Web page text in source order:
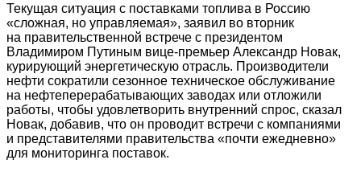
Текущая ситуация с поставками топлива в Россию
«сложная, но управляемая», заявил во вторник
на правительственной встрече с президентом
Владимиром Путиным вице-премьер Александр Новак,
курирующий энергетическую отрасль. Производители
нефти сократили сезонное техническое обслуживание
на нефтеперерабатывающих заводах или отложили
работы, чтобы удовлетворить внутренний спрос, сказал
Новак, добавив, что он проводит встречи с компаниями
и представителями правительства «почти ежедневно»
для мониторинга поставок.